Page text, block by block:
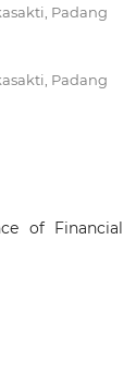
Padang
Padang
of Financial